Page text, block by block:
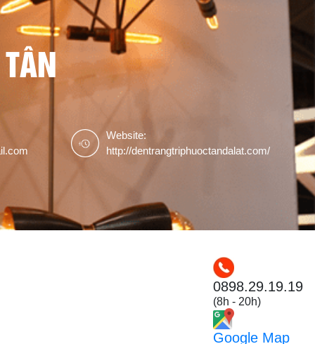
Website:
http://dentrangtriphuoctandalat.com/
0898.29.19.19
(8h - 20h)
Google Map